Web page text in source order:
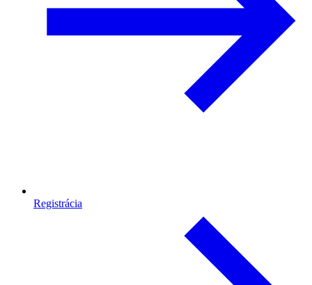
Registrácia